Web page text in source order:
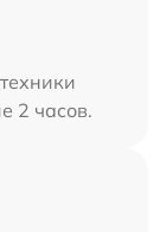
2 часов.